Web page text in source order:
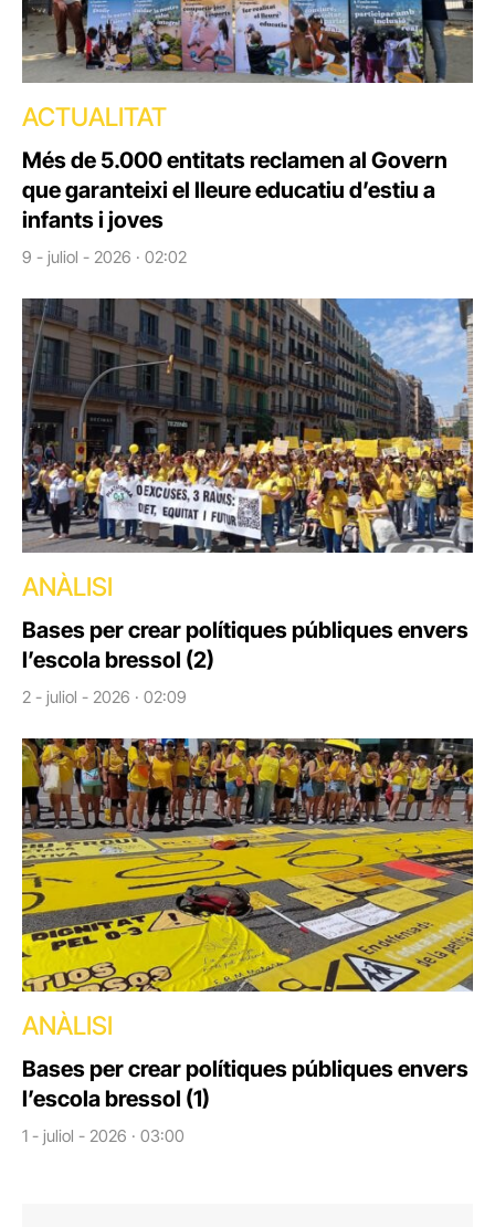
ACTUALITAT
Més de 5.000 entitats reclamen al Govern
que garanteixi el lleure educatiu d’estiu a
infants i joves
9 - juliol - 2026 · 02:02
ANÀLISI
Bases per crear polítiques públiques envers
l’escola bressol (2)
2 - juliol - 2026 · 02:09
ANÀLISI
Bases per crear polítiques públiques envers
l’escola bressol (1)
1 - juliol - 2026 · 03:00